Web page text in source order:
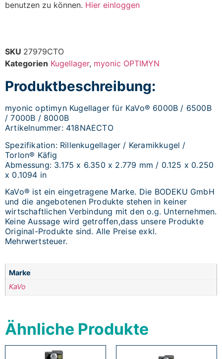
benutzen zu können. Hier einloggen
SKU 27979CTO
Kategorien Kugellager, myonic OPTIMYN
Produktbeschreibung:
myonic optimyn Kugellager für KaVo® 6000B / 6500B
/ 7000B / 8000B
Artikelnummer: 418NAECTO
Spezifikation: Rillenkugellager / Keramikkugel /
Torlon® Käfig
Abmessung: 3.175 x 6.350 x 2.779 mm / 0.125 x 0.250
x 0.1094 in
KaVo® ist ein eingetragene Marke. Die BODEKU GmbH
und die angebotenen Produkte stehen in keiner
wirtschaftlichen Verbindung mit den o.g. Unternehmen.
Keine Aussage wird getroffen,dass unsere Produkte
Original-Produkte sind. Alle Preise exkl.
Mehrwertsteuer.
Marke
KaVo
Ähnliche Produkte